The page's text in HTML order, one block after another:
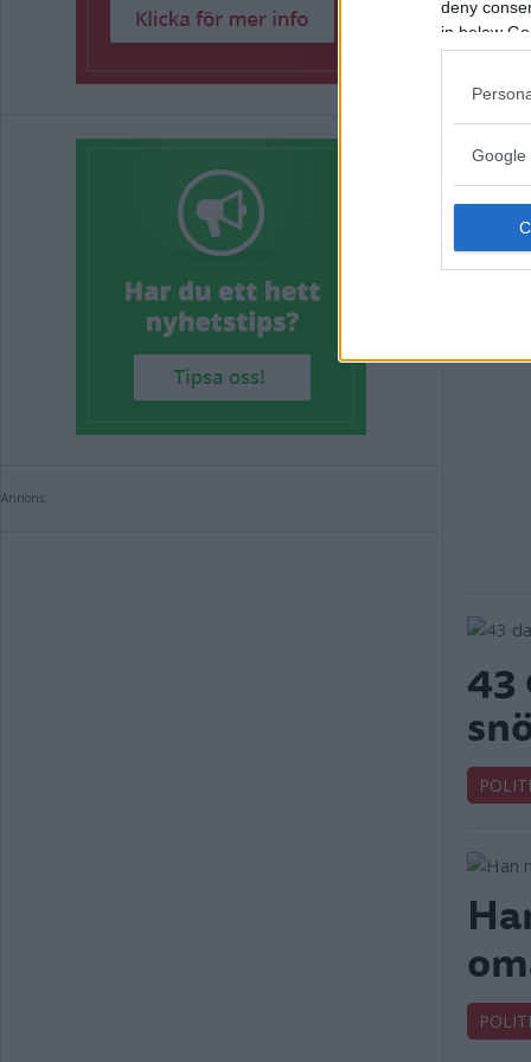
deny
in below
Google
Annons:
–
POLITIK
43